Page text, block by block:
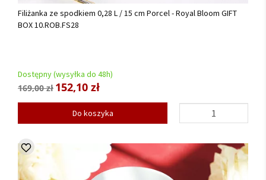
Filiżanka ze spodkiem 0,28 L / 15 cm Porcel - Royal Bloom GIFT
BOX 10.ROB.FS28
Dostępny (wysyłka do 48h)
169,00 zł 152,10 zł
Do koszyka